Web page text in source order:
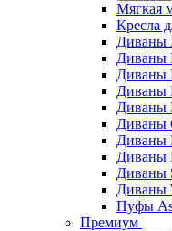
Мягкая
Кресла
Диваны
Диваны
Диваны
Диваны
Диваны
Диваны
Диваны
Диваны
Диваны
Диваны
Пуфы
Премиум